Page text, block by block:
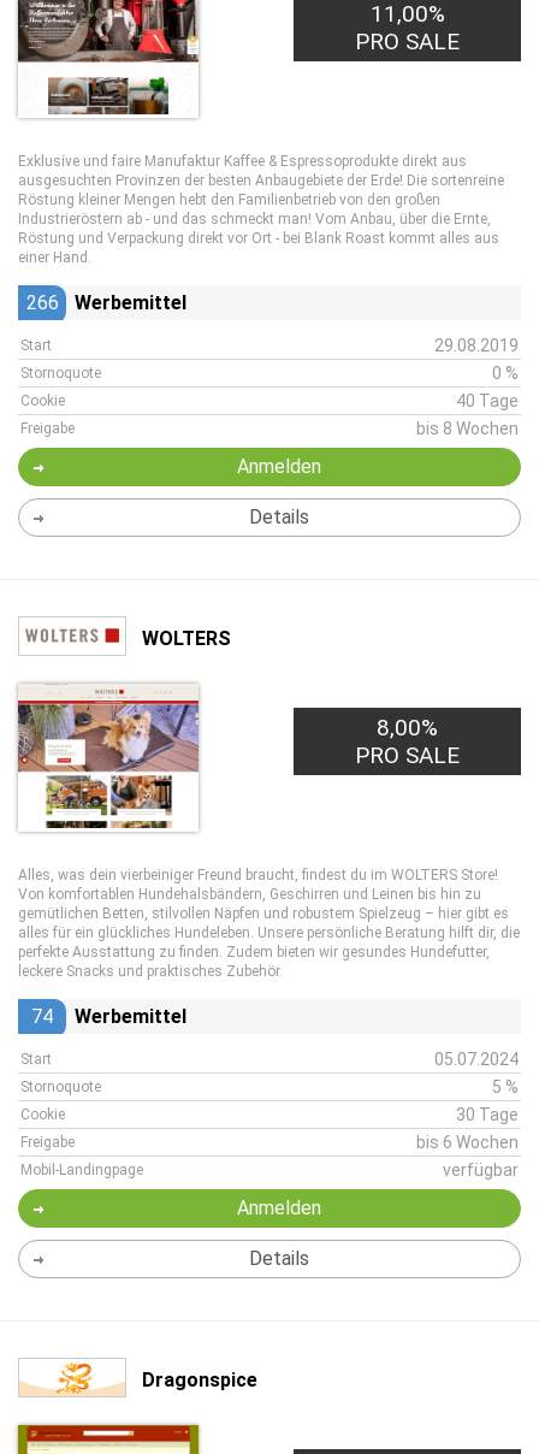
11,00%
PRO SALE
Exklusive und faire Manufaktur Kaffee & Espressoprodukte direkt aus
ausgesuchten Provinzen der besten Anbaugebiete der Erde! Die sortenreine
Röstung kleiner Mengen hebt den Familienbetrieb von den großen
Industrieröstern ab - und das schmeckt man! Vom Anbau, über die Ernte,
Röstung und Verpackung direkt vor Ort - bei Blank Roast kommt alles aus
einer Hand.
266 Werbemittel
Start 29.08.2019
Stornoquote 0 %
Cookie 40 Tage
Freigabe bis 8 Wochen
Anmelden
Details
WOLTERS
8,00%
PRO SALE
Alles, was dein vierbeiniger Freund braucht, findest du im WOLTERS Store!
Von komfortablen Hundehalsbändern, Geschirren und Leinen bis hin zu
gemütlichen Betten, stilvollen Näpfen und robustem Spielzeug – hier gibt es
alles für ein glückliches Hundeleben. Unsere persönliche Beratung hilft dir, die
perfekte Ausstattung zu finden. Zudem bieten wir gesundes Hundefutter,
leckere Snacks und praktisches Zubehör.
74 Werbemittel
Start 05.07.2024
Stornoquote 5 %
Cookie 30 Tage
Freigabe bis 6 Wochen
Mobil-Landingpage verfügbar
Anmelden
Details
Dragonspice